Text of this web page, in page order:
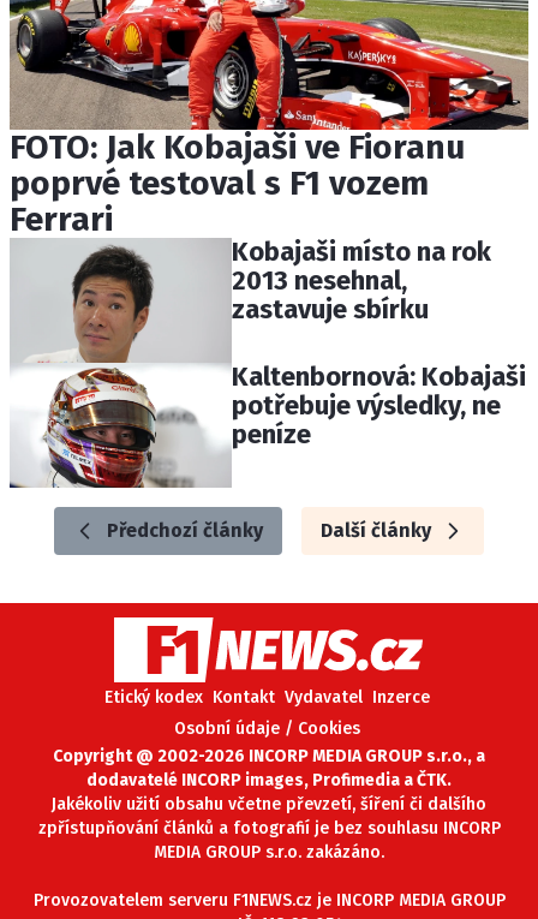
FOTO: Jak Kobajaši ve Fioranu
poprvé testoval s F1 vozem
Ferrari
Kobajaši místo na rok
2013 nesehnal,
zastavuje sbírku
Kaltenbornová: Kobajaši
potřebuje výsledky, ne
peníze
Předchozí články Další články
Etický kodex Kontakt Vydavatel Inzerce
Osobní údaje / Cookies
Copyright @ 2002-2026 INCORP MEDIA GROUP s.r.o., a
dodavatelé INCORP images, Profimedia a ČTK.
Jakékoliv užití obsahu včetne převzetí, šíření či dalšího
zpřístupňování článků a fotografií je bez souhlasu INCORP
MEDIA GROUP s.r.o. zakázáno.
Provozovatelem serveru F1NEWS.cz je INCORP MEDIA GROUP